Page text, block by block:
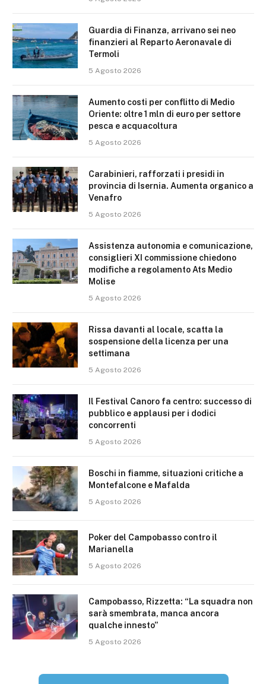
Guardia di Finanza, arrivano sei neo
finanzieri al Reparto Aeronavale di
Termoli
5 Agosto 2026
Aumento costi per conflitto di Medio
Oriente: oltre 1 mln di euro per settore
pesca e acquacoltura
5 Agosto 2026
Carabinieri, rafforzati i presidi in
provincia di Isernia. Aumenta organico a
Venafro
5 Agosto 2026
Assistenza autonomia e comunicazione,
consiglieri XI commissione chiedono
modifiche a regolamento Ats Medio
Molise
5 Agosto 2026
Rissa davanti al locale, scatta la
sospensione della licenza per una
settimana
5 Agosto 2026
Il Festival Canoro fa centro: successo di
pubblico e applausi per i dodici
concorrenti
5 Agosto 2026
Boschi in fiamme, situazioni critiche a
Montefalcone e Mafalda
5 Agosto 2026
Poker del Campobasso contro il
Marianella
5 Agosto 2026
Campobasso, Rizzetta: “La squadra non
sarà smembrata, manca ancora
qualche innesto”
5 Agosto 2026